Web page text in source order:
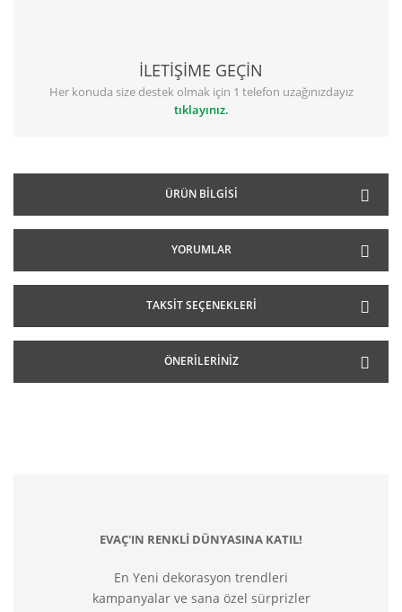
İLETİŞİME GEÇİN
Her konuda size destek olmak için 1 telefon uzağınızdayız
tıklayınız.
ÜRÜN BILGISI
YORUMLAR
TAKSIT SEÇENEKLERI
ÖNERILERINIZ
EVAÇ'IN RENKLİ DÜNYASINA KATIL!
En Yeni dekorasyon trendleri
kampanyalar ve sana özel sürprizler